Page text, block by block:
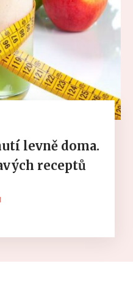
levně doma.
receptů